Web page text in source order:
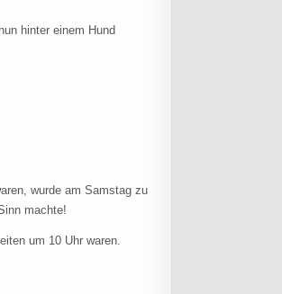
hinter einem Hund
wurde am Samstag zu
machte!
um 10 Uhr waren.